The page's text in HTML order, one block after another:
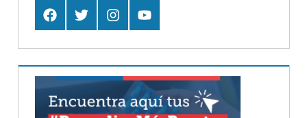
FacebookTwitter InstagramYoutube